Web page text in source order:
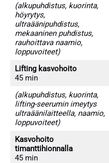
(alkupuhdistus, kuorinta,
höyrytys,
ultraäänipuhdistus,
mekaaninen puhdistus,
rauhoittava naamio,
loppuvoiteet)
Lifting kasvohoito
45 min
(alkupuhdistus, kuorinta,
lifting-seerumin imeytys
ultraäänilaitteella, naamio,
loppuvoiteet)
Kasvohoito
timanttihionnalla
45 min